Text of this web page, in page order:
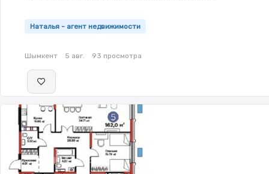
Наталья - агент недвижимости
Шымкент 5 авг. 93 просмотра